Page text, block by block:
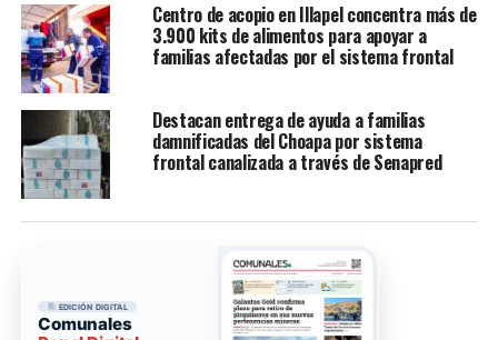
Centro de acopio en Illapel concentra más de
3.900 kits de alimentos para apoyar a
familias afectadas por el sistema frontal
Destacan entrega de ayuda a familias
damnificadas del Choapa por sistema
frontal canalizada a través de Senapred
EDICIÓN DIGITAL
Comunales